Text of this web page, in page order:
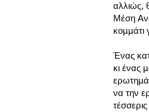
αλλιώς,
Μέση
κομμάτι
Ένας
κι ένας
να την